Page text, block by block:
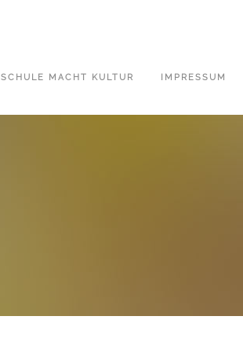
SCHULE MACHT KULTUR IMPRESSUM